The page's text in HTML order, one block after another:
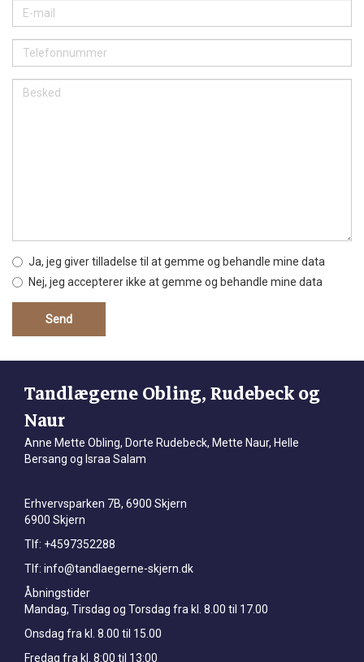
Ja, jeg giver tilladelse til at gemme og behandle mine data
Nej, jeg accepterer ikke at gemme og behandle mine data
Tandlægerne Obling, Rudebeck og
Naur
Anne Mette Obling, Dorte Rudebeck, Mette Naur, Helle
Bersang og Israa Salam
Erhvervsparken 7B, 6900 Skjern
6900 Skjern
Tlf: +4597352288
Tlf: info@tandlaegerne-skjern.dk
Åbningstider
Mandag, Tirsdag og Torsdag fra kl. 8.00 til 17.00
Onsdag fra kl. 8.00 til 15.00
Fredag fra kl. 8:00 til 13:00